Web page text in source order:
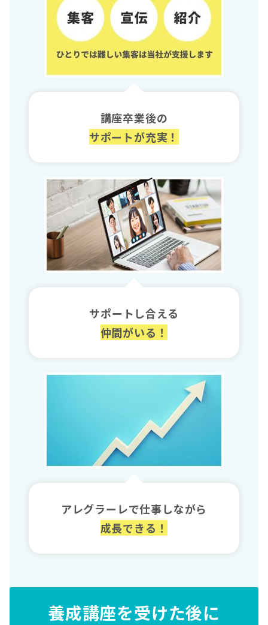
講座卒業後の
サポートが充実！
サポートし合える
仲間がいる！
アレグラーレで仕事しながら
成長できる！
養成講座を受けた後に